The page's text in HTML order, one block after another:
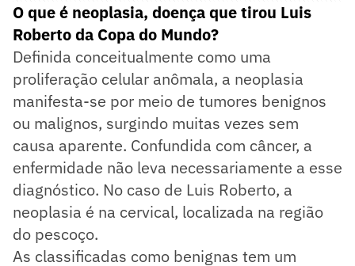
O que é neoplasia, doença que tirou Luis
Roberto da Copa do Mundo?
Definida conceitualmente como uma
proliferação celular anômala, a neoplasia
manifesta-se por meio de tumores benignos
ou malignos, surgindo muitas vezes sem
causa aparente. Confundida com câncer, a
enfermidade não leva necessariamente a esse
diagnóstico. No caso de Luis Roberto, a
neoplasia é na cervical, localizada na região
do pescoço.
As classificadas como benignas tem um